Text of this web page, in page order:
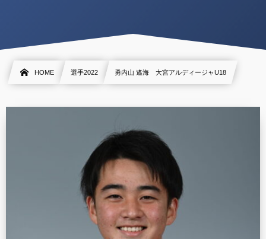
HOME 選手2022 勇内山 遙海 大宮アルディージャU18